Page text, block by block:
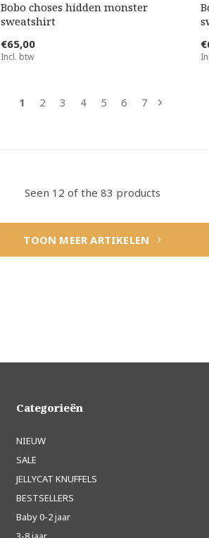
Bobo choses hidden monster
sweatshirt
€65,00
Incl. btw
1 2 3 4 5 6 7
Seen 12 of the 83 products
TOON MEER ARTIKELEN
Categorieën
NIEUW
SALE
JELLYCAT KNUFFELS
BESTSELLERS
Baby 0-2 jaar